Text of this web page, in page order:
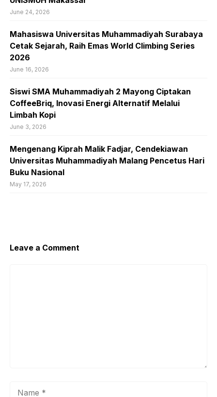
June 24, 2026
Mahasiswa Universitas Muhammadiyah Surabaya
Cetak Sejarah, Raih Emas World Climbing Series
2026
June 16, 2026
Siswi SMA Muhammadiyah 2 Mayong Ciptakan
CoffeeBriq, Inovasi Energi Alternatif Melalui
Limbah Kopi
June 3, 2026
Mengenang Kiprah Malik Fadjar, Cendekiawan
Universitas Muhammadiyah Malang Pencetus Hari
Buku Nasional
May 17, 2026
Leave a Comment